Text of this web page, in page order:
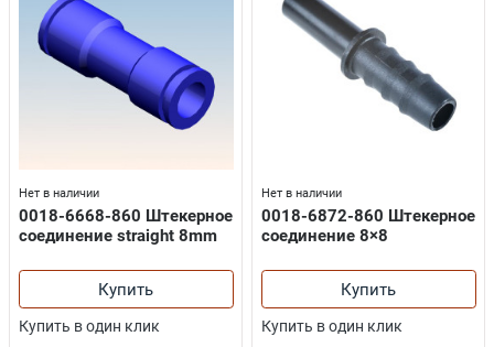
Нет в наличии
0018-6668-860 Штекерное
соединение straight 8mm
Купить
Купить в один клик
Нет в наличии
0018-6872-860 Штекерное
соединение 8×8
Купить
Купить в один клик